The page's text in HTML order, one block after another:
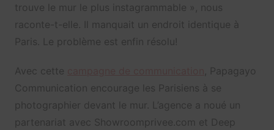
trouve le mur le plus instagrammable », nous
raconte-t-elle. Il manquait un endroit identique à
Paris. Le problème est enfin résolu!
Avec cette
, Papagayo
Communication encourage les Parisiens à se
photographier devant le mur. L’agence a noué un
partenariat avec Showroomprivee.com et Deep